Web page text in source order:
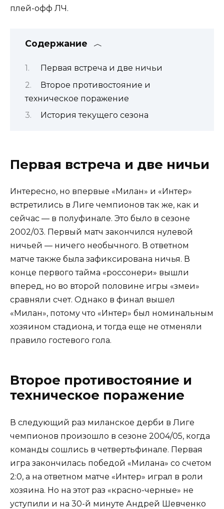
плей-офф ЛЧ.
Содержание
Первая встреча и две ничьи
Второе противостояние и
техническое поражение
История текущего сезона
Первая встреча и две ничьи
Интересно, но впервые «Милан» и «Интер»
встретились в Лиге чемпионов так же, как и
сейчас — в полуфинале. Это было в сезоне
2002/03. Первый матч закончился нулевой
ничьей — ничего необычного. В ответном
матче также была зафиксирована ничья. В
конце первого тайма «россонери» вышли
вперед, но во второй половине игры «змеи»
сравняли счет. Однако в финал вышел
«Милан», потому что «Интер» был номинальным
хозяином стадиона, и тогда еще не отменяли
правило гостевого гола.
Второе противостояние и
техническое поражение
В следующий раз миланское дерби в Лиге
чемпионов произошло в сезоне 2004/05, когда
команды сошлись в четвертьфинале. Первая
игра закончилась победой «Милана» со счетом
2:0, а на ответном матче «Интер» играл в роли
хозяина. Но на этот раз «красно-черные» не
уступили и на 30-й минуте Андрей Шевченко